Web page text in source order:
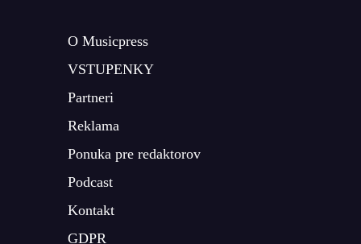
O Musicpress
VSTUPENKY
Partneri
Reklama
Ponuka pre redaktorov
Podcast
Kontakt
GDPR